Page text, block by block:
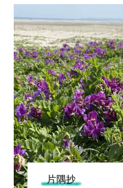
片隅抄